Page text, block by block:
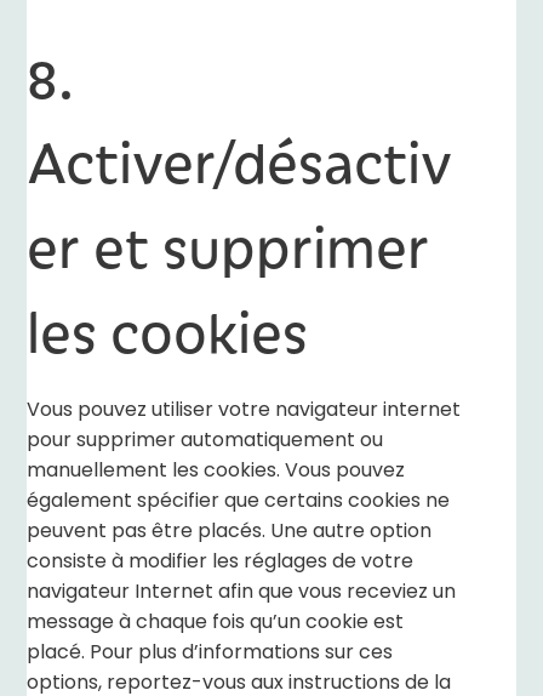
8.
Activer/désactiv
er et supprimer
les cookies
Vous pouvez utiliser votre navigateur internet
pour supprimer automatiquement ou
manuellement les cookies. Vous pouvez
également spécifier que certains cookies ne
peuvent pas être placés. Une autre option
consiste à modifier les réglages de votre
navigateur Internet afin que vous receviez un
message à chaque fois qu’un cookie est
placé. Pour plus d’informations sur ces
options, reportez-vous aux instructions de la